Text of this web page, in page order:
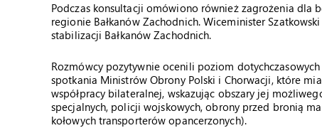
Podczas konsultacji omówiono również zagrożenia dla
regionie Bałkanów Zachodnich. Wiceminister
stabilizacji Bałkanów Zachodnich.
Rozmówcy pozytywnie ocenili poziom
spotkania Ministrów Obrony Polski i Chorwacji, które
współpracy bilateralnej, wskazując obszary jej
specjalnych, policji wojskowych, obrony przed bronią
kołowych transporterów opancerzonych).